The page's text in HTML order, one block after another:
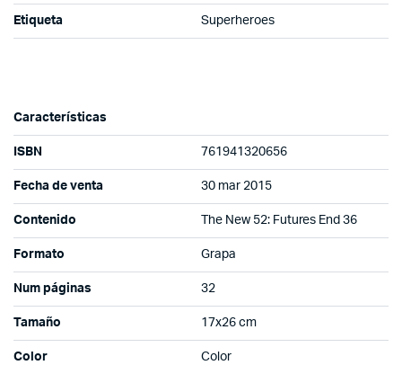
Etiqueta Superheroes
Características
ISBN 761941320656
Fecha de venta 30 mar 2015
Contenido The New 52: Futures End 36
Formato Grapa
Num páginas 32
Tamaño 17x26 cm
Color Color